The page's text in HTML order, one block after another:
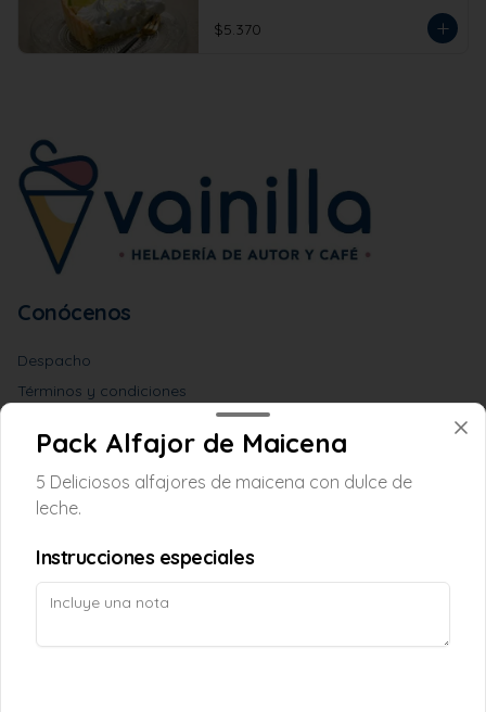
$5.370
Conócenos
Despacho
Términos y condiciones
Redes sociales
Instagram
Mi cuenta
Iniciar sesión
Pack Alfajor de Maicena
5 Deliciosos alfajores de maicena con dulce de
leche.
Instrucciones especiales